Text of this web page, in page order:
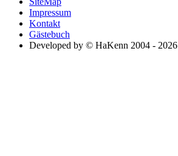
Impressum
Kontakt
Gästebuch
Developed by © HaKenn 2004 - 2026